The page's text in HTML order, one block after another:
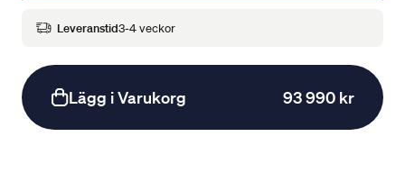
Leveranstid3-4 veckor
Lägg i Varukorg 93 990 kr